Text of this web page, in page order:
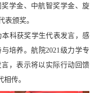
学金、中航智奖学金、旋
表颁奖。
科获奖学生代表发言，感
与培养。航院2021级力学专
，表示将以实际行动回馈
传。